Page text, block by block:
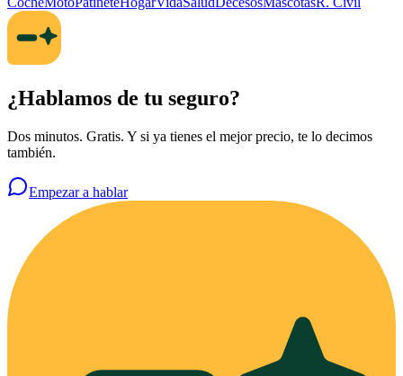
¿Hablamos de tu seguro?
Dos minutos. Gratis. Y si ya tienes el mejor precio, te lo decimos
también.
Empezar a hablar